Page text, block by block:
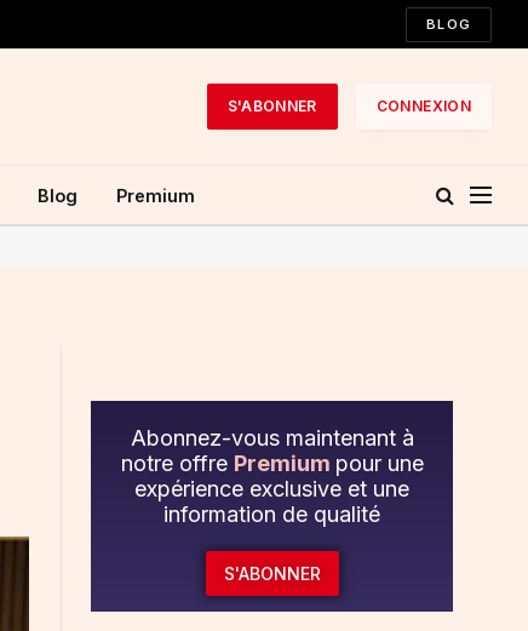
BLOG
S'ABONNER CONNEXION
Blog Premium
Abonnez-vous maintenant à
notre offre Premium pour une
expérience exclusive et une
information de qualité
S'ABONNER